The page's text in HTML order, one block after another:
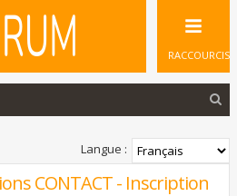
RACCOURCIS
c
Langue :
CONTACT - Inscription